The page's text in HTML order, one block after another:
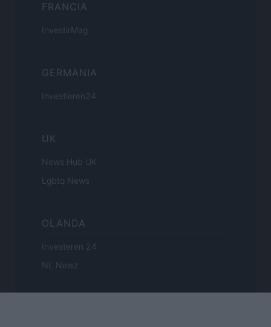
FRANCIA
InvestirMag
GERMANIA
Investieren24
UK
News Hub UK
Lgbtq News
OLANDA
Investeren 24
NL Newz